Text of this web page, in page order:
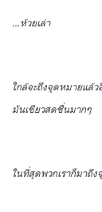
…ห้วยเล่า
ใกล้จะถึงจุดหมายแล้ว
มันเขียวสดชื่นมากๆ
ในที่สุดพวกเราก็มาถึ